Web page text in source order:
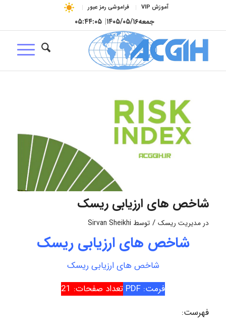
آموزش VIP فراموشی رمز عبور
جمعه۱۴۰۵/۰۵/۱۶| ۰۵:۴۴:۰۶
شاخص های ارزیابی ریسک
در مدیریت ریسک / توسط Sirvan Sheikhi
شاخص های ارزیابی ریسک
شاخص های ارزیابی ریسک
فرمت: PDF
تعداد صفحات: 21
فهرست: